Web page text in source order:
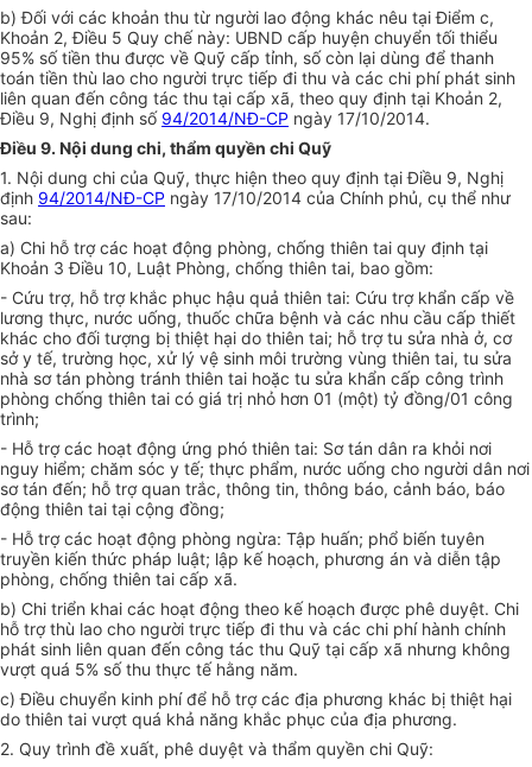
b) Đối với các khoản thu từ người lao động khác nêu tại Điểm c,
Khoản 2, Điều 5 Quy chế này: UBND cấp huyện chuyển tối thiểu
95% số tiền thu được về Quỹ cấp tỉnh, số còn lại dùng để thanh
toán tiền thù lao cho người trực tiếp đi thu và các chi phí phát sinh
liên quan đến công tác thu tại cấp xã, theo quy định tại Khoản 2,
Điều 9, Nghị định số 94/2014/NĐ-CP ngày 17/10/2014.
Điều 9. Nội dung chi, thẩm quyền chi Quỹ
1. Nội dung chi của Quỹ, thực hiện theo quy định tại Điều 9, Nghị
định 94/2014/NĐ-CP ngày 17/10/2014 của Chính phủ, cụ thể như
sau:
a) Chi hỗ trợ các hoạt động phòng, chống thiên tai quy định tại
Khoản 3 Điều 10, Luật Phòng, chống thiên tai, bao gồm:
- Cứu trợ, hỗ trợ khắc phục hậu quả thiên tai: Cứu trợ khẩn cấp về
lương thực, nước uống, thuốc chữa bệnh và các nhu cầu cấp thiết
khác cho đối tượng bị thiệt hại do thiên tai; hỗ trợ tu sửa nhà ở, cơ
sở y tế, trường học, xử lý vệ sinh môi trường vùng thiên tai, tu sửa
nhà sơ tán phòng tránh thiên tai hoặc tu sửa khẩn cấp công trình
phòng chống thiên tai có giá trị nhỏ hơn 01 (một) tỷ đồng/01 công
trình;
- Hỗ trợ các hoạt động ứng phó thiên tai: Sơ tán dân ra khỏi nơi
nguy hiểm; chăm sóc y tế; thực phẩm, nước uống cho người dân nơi
sơ tán đến; hỗ trợ quan trắc, thông tin, thông báo, cảnh báo, báo
động thiên tai tại cộng đồng;
- Hỗ trợ các hoạt động phòng ngừa: Tập huấn; phổ biến tuyên
truyền kiến thức pháp luật; lập kế hoạch, phương án và diễn tập
phòng, chống thiên tai cấp xã.
b) Chi triển khai các hoạt động theo kế hoạch được phê duyệt. Chi
hỗ trợ thù lao cho người trực tiếp đi thu và các chi phí hành chính
phát sinh liên quan đến công tác thu Quỹ tại cấp xã nhưng không
vượt quá 5% số thu thực tế hằng năm.
c) Điều chuyển kinh phí để hỗ trợ các địa phương khác bị thiệt hại
do thiên tai vượt quá khả năng khắc phục của địa phương.
2. Quy trình đề xuất, phê duyệt và thẩm quyền chi Quỹ: